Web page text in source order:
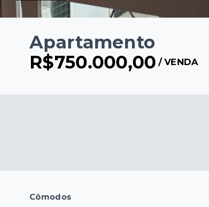
Apartamento
R$750.000,00 /VENDA
Cômodos